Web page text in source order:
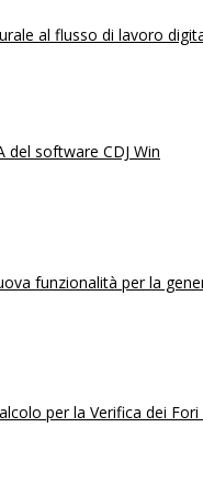
al flusso di lavoro
del software CDJ Win
funzionalità per la
per la Verifica dei